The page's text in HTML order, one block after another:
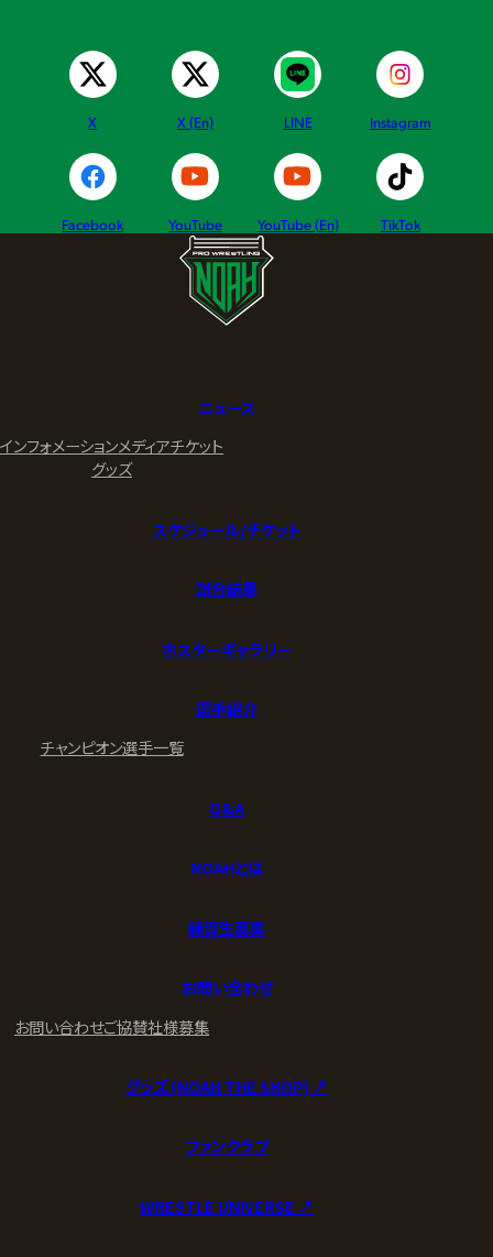
X X (En) LINE Instagram
Facebook YouTube YouTube (En) TikTok
ニュース
インフォメーションメディアチケット
グッズ
スケジュール/チケット
試合結果
ポスターギャラリー
選手紹介
チャンピオン選手一覧
Q&A
NOAHとは
練習生募集
お問い合わせ
お問い合わせご協賛社様募集
グッズ (NOAH THE SHOP) ↗︎
ファンクラブ
WRESTLE UNIVERSE ↗︎